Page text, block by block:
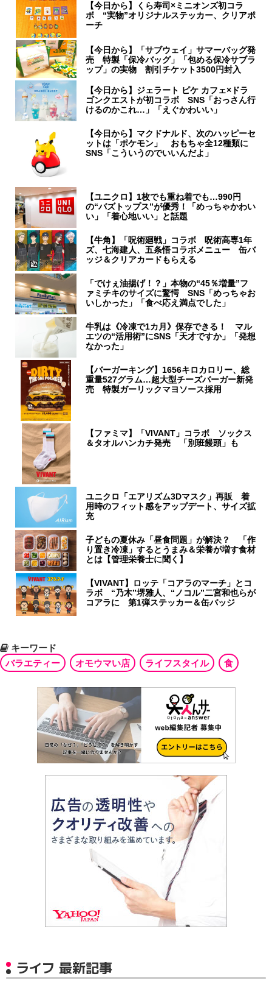
【今日から】くら寿司×ミニオンズ初コラ
ボ “実物”オリジナルステッカー、クリアポ
ーチ
【今日から】「サブウェイ」サマーバッグ発
売 特製「保冷バッグ」「包める保冷サブラ
ップ」の実物 割引チケット3500円封入
【今日から】ジェラート ピケ カフェ×ドラ
ゴンクエストが初コラボ SNS「おっさん行
けるのかこれ…」「えぐかわいい」
【今日から】マクドナルド、次のハッピーセ
ットは「ポケモン」 おもちゃ全12種類に
SNS「こういうのでいいんだよ」
【ユニクロ】1枚でも重ね着でも…990円
の“バズトップス”が優秀！「めっちゃかわい
い」「着心地いい」と話題
【牛角】「呪術廻戦」コラボ 呪術高専1年
ズ、七海建人、五条悟コラボメニュー 缶バ
ッジ＆クリアカードもらえる
「でけぇ油揚げ！？」本物の“45％増量”フ
ァミチキのサイズに驚愕 SNS「めっちゃお
いしかった」「食べ応え満点でした」
牛乳は《冷凍で1カ月》保存できる！ マル
エツの“活用術”にSNS「天才ですか」「発想
なかった」
【バーガーキング】1656キロカロリー、総
重量527グラム…超大型チーズバーガー新発
売 特製ガーリックマヨソース採用
【ファミマ】「VIVANT」コラボ ソックス
＆タオルハンカチ発売 「別班饅頭」も
ユニクロ「エアリズム3Dマスク」再販 着
用時のフィット感をアップデート、サイズ拡
充
子どもの夏休み「昼食問題」が解決？ 「作
り置き冷凍」するとうまみ＆栄養が増す食材
とは【管理栄養士に聞く】
【VIVANT】ロッテ「コアラのマーチ」とコ
ラボ “乃木”堺雅人、“ノコル”二宮和也らが
コアラに 第1弾ステッカー＆缶バッジ
キーワード
バラエティー
オモウマい店 ライフスタイル 食
ライフ 最新記事